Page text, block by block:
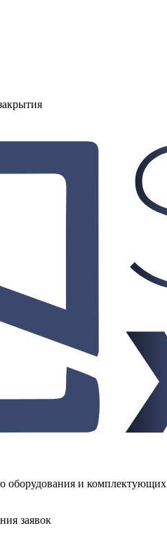
оборудования и комплектующих
заявок